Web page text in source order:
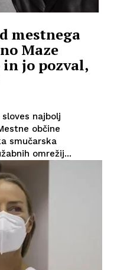
mestnega
Maze
jo pozval,
najbolj
občine
smučarska
omrežij...